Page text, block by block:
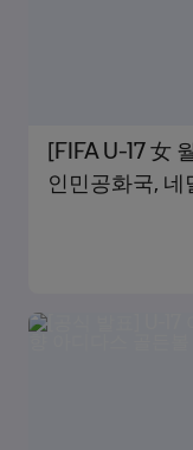
[FIFA U-17 女
인민공화국,